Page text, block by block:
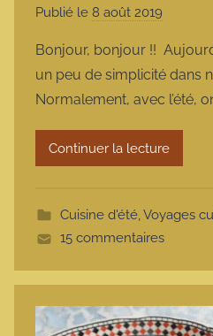
Publié le 8 août 2019
r
m
a
r
m
t
e
Bonjour, bonjour !!
un peu de simplicité dans
Normalement, avec l’été,
Continuer la lecture
Cuisine d'été,Voyages
15 commentaires